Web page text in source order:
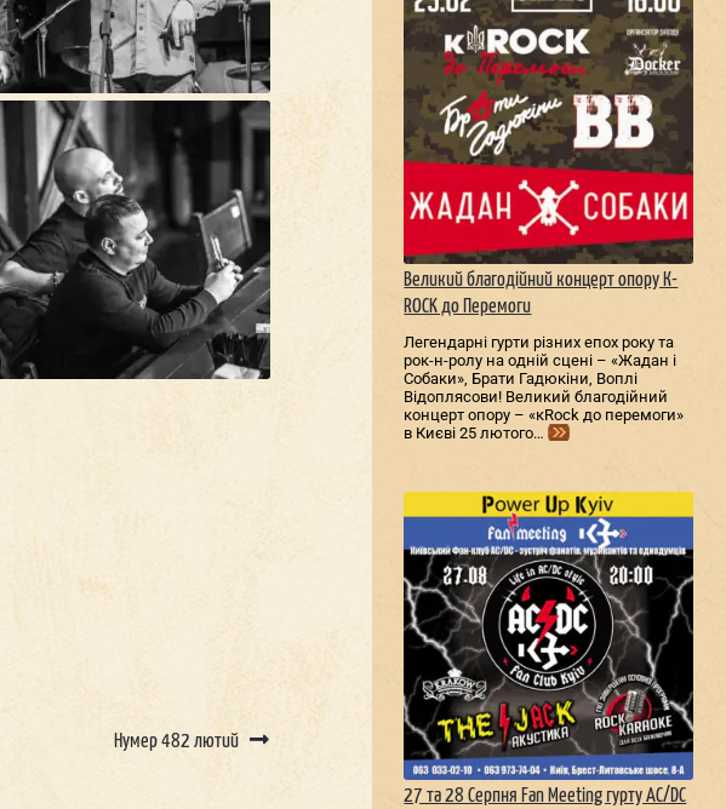
Нумер 482 лютий
Великий благодійний концерт опору К-
ROCK до Перемоги
Легендарні гурти різних епох року та
рок-н-ролу на одній сцені – «Жадан і
Собаки», Брати Гадюкіни, Воплі
Відоплясови! Великий благодійний
концерт опору – «кRock до перемоги»
в Києві 25 лютого…
27 та 28 Серпня Fan Meeting гурту AC/DС